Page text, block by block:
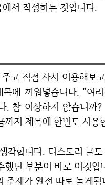
서 작성하는 것입니다.
에 끼워넣습니다. "여
참 이상하지 않습니까
지 제목에 한번도 사용
던 부분이 바로 이것
주제가 완전 따로 놀게